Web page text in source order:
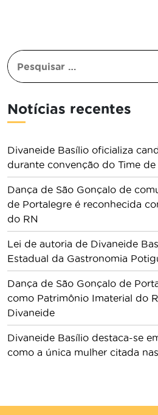
Notícias recentes
Divaneide Basílio oficializa
durante convenção do Time de
Dança de São Gonçalo de
de Portalegre é reconhecida
do RN
Lei de autoria de Divaneide
Estadual da Gastronomia
Dança de São Gonçalo de
como Patrimônio Imaterial do
Divaneide
Divaneide Basílio destaca-se
como a única mulher citada